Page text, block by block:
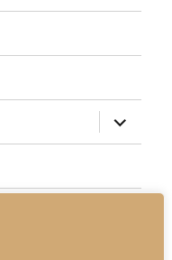
раскрыть
дочернее
меню